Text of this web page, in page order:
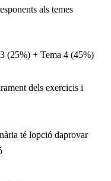
als temes
(25%) + Tema 4 (45%)
dels exercicis i
té lopció daprovar